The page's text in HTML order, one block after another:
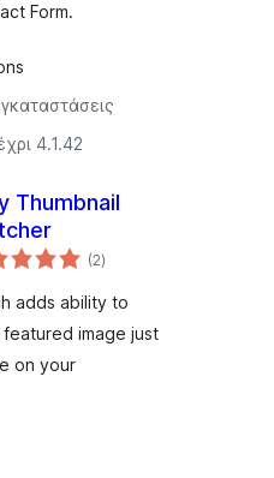
Form.
4.1.42
Thumbnail
(2αξιολογήσεις
σύνολο
)
adds ability to
image just
on your